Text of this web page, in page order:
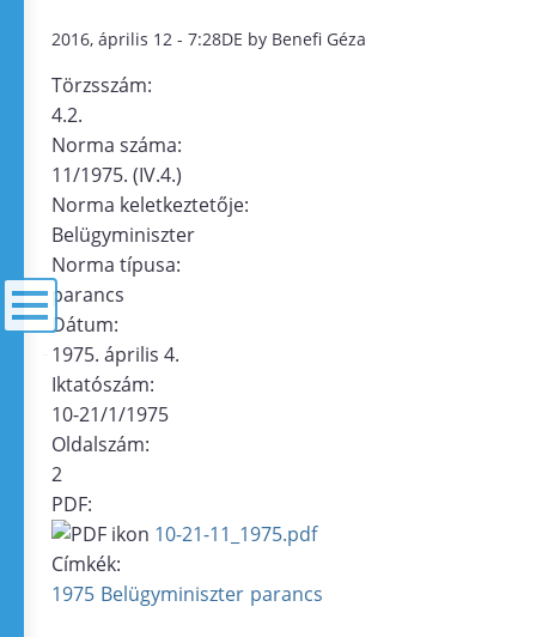
2016, április 12 - 7:28DE by Benefi Géza
Törzsszám:
4.2.
Norma száma:
11/1975. (IV.4.)
Norma keletkeztetője:
Belügyminiszter
Norma típusa:
parancs
Dátum:
1975. április 4.
Iktatószám:
10-21/1/1975
Oldalszám:
2
PDF:
10-21-11_1975.pdf
Címkék:
1975 Belügyminiszter parancs